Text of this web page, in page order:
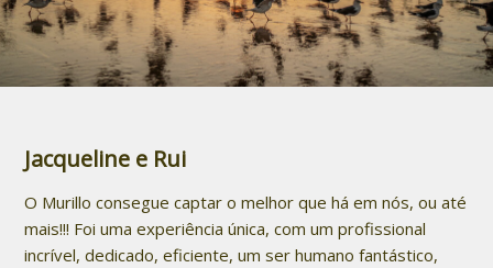
Jacqueline e Rui
O Murillo consegue captar o melhor que há em nós, ou até
mais!!! Foi uma experiência única, com um profissional
incrível, dedicado, eficiente, um ser humano fantástico,